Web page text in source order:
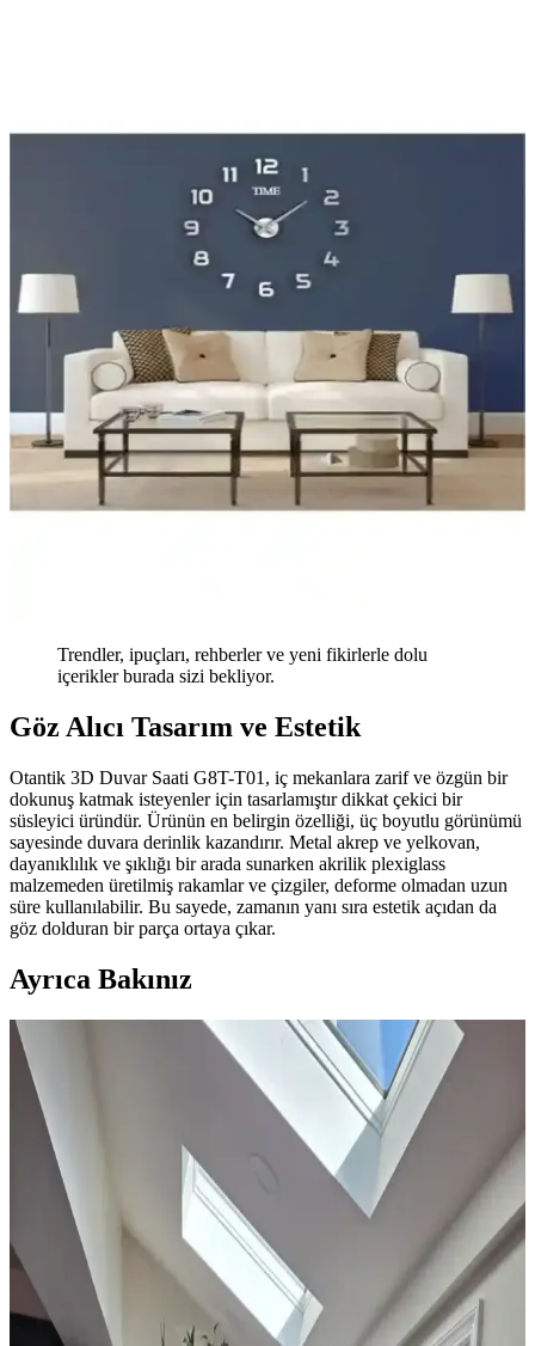
Trendler, ipuçları, rehberler ve yeni fikirlerle dolu
içerikler burada sizi bekliyor.
Göz Alıcı Tasarım ve Estetik
Otantik 3D Duvar Saati G8T-T01, iç mekanlara zarif ve özgün bir
dokunuş katmak isteyenler için tasarlamıştır dikkat çekici bir
süsleyici üründür. Ürünün en belirgin özelliği, üç boyutlu görünümü
sayesinde duvara derinlik kazandırır. Metal akrep ve yelkovan,
dayanıklılık ve şıklığı bir arada sunarken akrilik plexiglass
malzemeden üretilmiş rakamlar ve çizgiler, deforme olmadan uzun
süre kullanılabilir. Bu sayede, zamanın yanı sıra estetik açıdan da
göz dolduran bir parça ortaya çıkar.
Ayrıca Bakınız
Ev Dekorasyonunda Halı Seçimi: Renk Dengesi ve
Uyum Prensipleriyle Mekan Tasarımı
Ev dekorasyonunda halı seçimi, renk dengesi ve desen uyumu ile
mekanın atmosferini belirler. 60/30/10 prensibi ve mobilyalarla
uyum, yaşam alanına sıcaklık ve kişilik katar.
Yatak Odası Perde Seçimi ve Asma Teknikleri:
Estetik ve Fonksiyonel Yaklaşımlar
Yatak odası perdelerinde doğru seçim ve asma teknikleri, mekanın
estetiğini ve enerji verimliliğini artırır. Pelmet kullanımı ve uygun
perde çubuğu destekleriyle konfor sağlanır.